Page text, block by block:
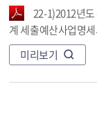
22-1)2012년
계 세출예산사업명
미리보기